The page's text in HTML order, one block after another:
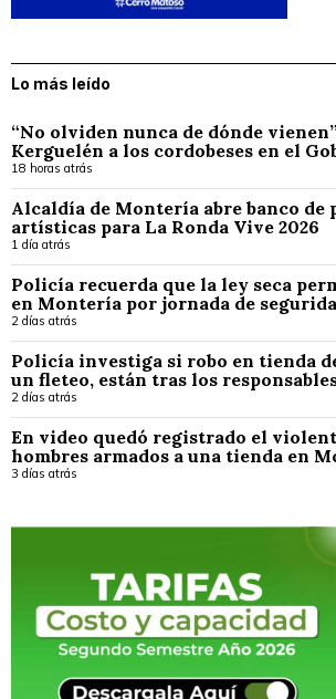
Lo más leído
“No olviden nunca de dónde
Kerguelén a los cordobeses en el
18 horas atrás
Alcaldía de Montería abre banco de
artísticas para La Ronda Vive 2026
1 día atrás
Policía recuerda que la ley seca
en Montería por jornada de
2 días atrás
Policía investiga si robo en tienda
un fleteo, están tras los
2 días atrás
En video quedó registrado el
hombres armados a una tienda en
3 días atrás